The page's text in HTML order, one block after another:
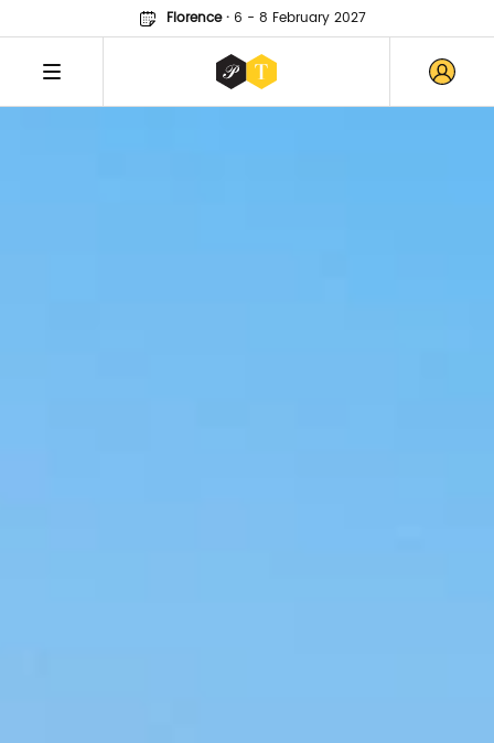
Florence· 6 - 8 February 2027